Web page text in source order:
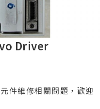
Driver
件維修相關問題，歡迎